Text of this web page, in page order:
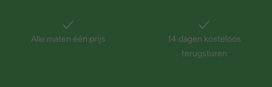
Alle maten één prijs
14 dagen kosteloos
terugsturen